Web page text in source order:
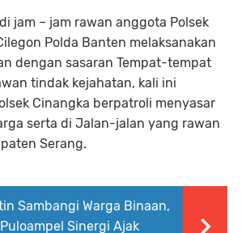
jam – jam rawan anggota Polsek
Polda Banten melaksanakan
dengan sasaran Tempat-tempat
tindak kejahatan, kali ini
Cinangka berpatroli menyasar
serta di Jalan-jalan yang rawan
Serang.
Sambangi Warga Binaan,
Sinergi Ajak